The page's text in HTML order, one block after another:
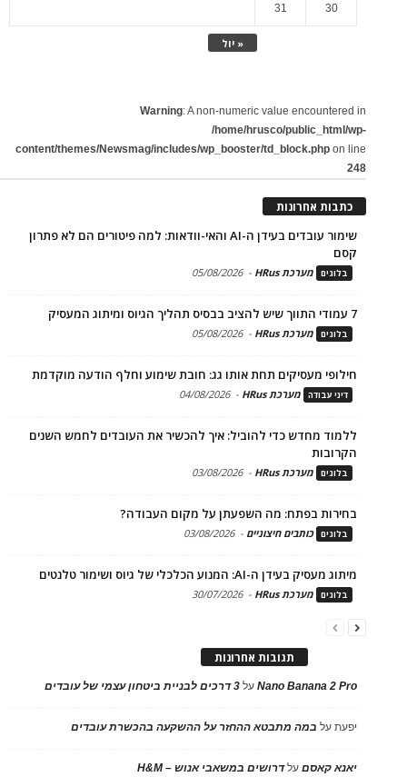
« יול
30
31
Warning: A non-numeric value encountered in
/home/hrusco/public_html/wp-
content/themes/Newsmag/includes/wp_booster/td_block.php on line
248
כתבות אחרונות
שימור עובדים בעידן ה-AI והאי-וודאות: למה פיטורים הם לא פתרון
קסם
בלוגים מערכת HRus -
05/08/2026
7 עמודי התווך שיש להציב בבסיס תהליך הגיוס ומיתוג המעסיק
בלוגים מערכת HRus -
05/08/2026
חילופי מעסיקים תחת אותו גג: חובת שימוע וחלף הודעה מוקדמת
דיני עבודה מערכת HRus -
04/08/2026
ללמוד מחדש כדי להוביל: איך להכשיר את העובדים לחמש השנים
הקרובות
בלוגים מערכת HRus -
03/08/2026
בחירות בפתח: מה השפעתן על מקום העבודה?
בלוגים כותבים חיצוניים -
03/08/2026
מיתוג מעסיק בעידן ה-AI: המנוע הכלכלי של גיוס ושימור טלנטים
בלוגים מערכת HRus -
30/07/2026
תגובות אחרונות
Nano Banana 2 Proעל 3 דרכים לבניית ביטחון עצמי של עובדים
יפעתעל במה מתבטא ההחזר על ההשקעה בהכשרת עובדים
יאנא קאסםעלדרושים במשאבי אנוש – H&M